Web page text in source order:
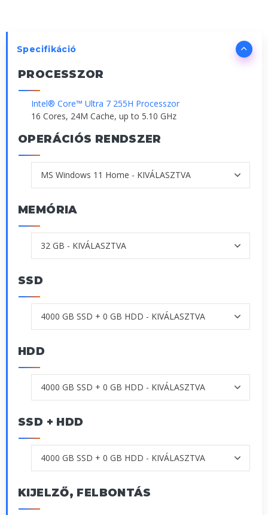
Specifikáció
PROCESSZOR
Intel® Core™ Ultra 7 255H Processzor
16 Cores, 24M Cache, up to 5.10 GHz
OPERÁCIÓS RENDSZER
MEMÓRIA
SSD
HDD
SSD + HDD
KIJELZŐ, FELBONTÁS